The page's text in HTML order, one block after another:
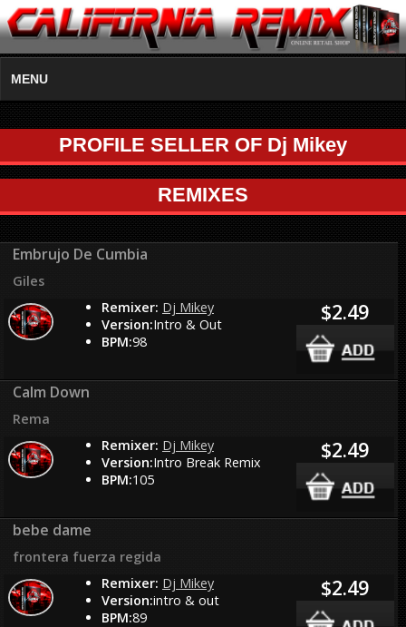
MENU
PROFILE SELLER OF Dj Mikey
REMIXES
Embrujo De Cumbia
Giles
Remixer: Dj Mikey
Version:Intro & Out
BPM:98
$2.49
Calm Down
Rema
Remixer: Dj Mikey
Version:Intro Break Remix
BPM:105
$2.49
bebe dame
frontera fuerza regida
Remixer: Dj Mikey
Version:intro & out
BPM:89
$2.49